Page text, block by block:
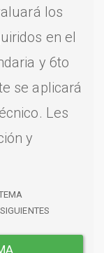
los
en el
y 6to
se aplicará
Les
y